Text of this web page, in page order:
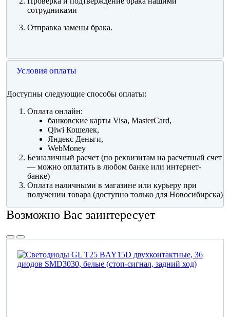
сотрудниками
Отправка замены брака.
Условия оплаты
Доступны следующие способы оплаты:
Оплата онлайн:
банковские карты Visa, MasterCard,
Qiwi Кошелек,
Яндекс Деньги,
WebMoney
Безналичный расчет (по реквизитам на расчетный счет
— можно оплатить в любом банке или интернет-
банке)
Оплата наличными в магазине или курьеру при
получении товара (доступно только для Новосибирска)
Возможно Вас заинтересует